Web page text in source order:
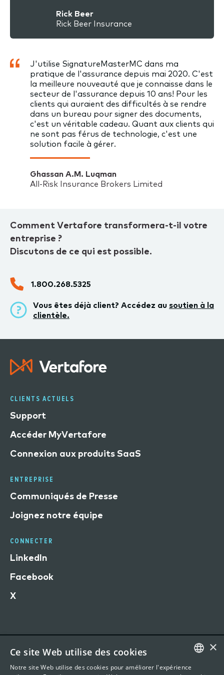
Rick Beer
Rick Beer Insurance
J'utilise SignatureMasterMC dans ma
pratique de l'assurance depuis mai 2020. C'est
la meilleure nouveauté que je connaisse dans le
secteur de l'assurance depuis 10 ans! Pour les
clients qui auraient des difficultés à se rendre
dans un bureau pour signer des documents,
c'est un véritable cadeau. Quant aux clients qui
ne sont pas férus de technologie, c'est une
solution facile à gérer.
Ghassan A.M. Luqman
All-Risk Insurance Brokers Limited
Comment Vertafore transformera-t-il votre
entreprise ?
Discutons de ce qui est possible.
1.800.268.5325
Vous êtes déjà client? Accédez au soutien à la
clientèle.
CLIENTS ACTUELS
Support
Accéder MyVertafore
Connexion aux produits SaaS
ENTREPRISE
Communiqués de Presse
Joignez notre équipe
CONNECTER
LinkedIn
Facebook
X
Conditions d'utilisation du site Web
×
Ce site Web utilise des cookies
Notre site Web utilise des cookies pour améliorer l'expérience